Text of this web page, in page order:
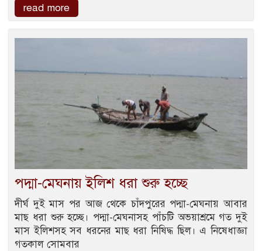
read more
পদ্মা-মেঘনায় ইলিশ ধরা শুরু হচ্ছে
দীর্ঘ দুই মাস পর আজ থেকে চাঁদপুরের পদ্মা-মেঘনায় আবার
মাছ ধরা শুরু হচ্ছে। পদ্মা-মেঘনাসহ পাঁচটি অভয়াশ্রমে গত দুই
মাস ইলিশসহ সব ধরনের মাছ ধরা নিষিদ্ধ ছিল। এ নিষেধাজ্ঞা
গতকাল সোমবার